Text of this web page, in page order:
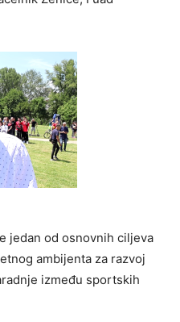
jedan od osnovnih ciljeva
ambijenta za razvoj
između sportskih